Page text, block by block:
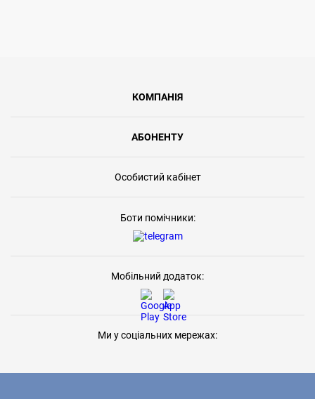
КОМПАНІЯ
АБОНЕНТУ
Особистий кабінет
Боти помічники:
Мобільний додаток:
Ми у соціальних мережах: